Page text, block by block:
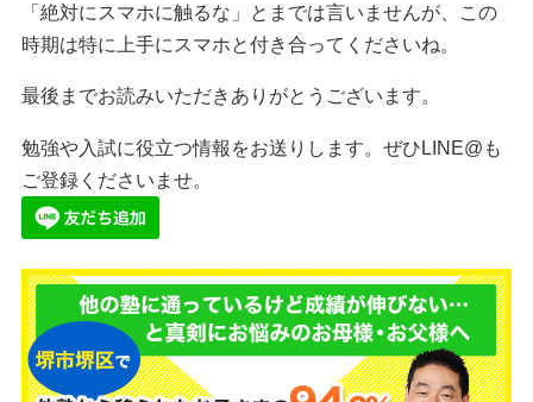
「絶対にスマホに触るな」とまでは言いませんが、この
時期は特に上手にスマホと付き合ってくださいね。
最後までお読みいただきありがとうございます。
勉強や入試に役立つ情報をお送りします。ぜひLINE@も
ご登録くださいませ。